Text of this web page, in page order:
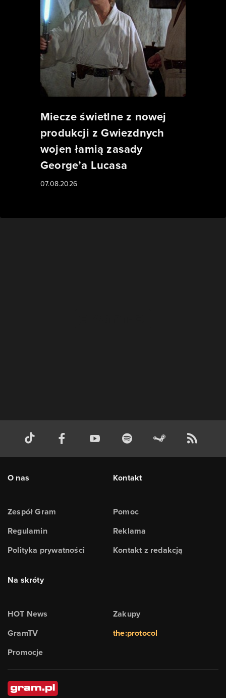
Miecze świetlne z nowej
produkcji z Gwiezdnych
wojen łamią zasady
George’a Lucasa
07.08.2026
O nas
Zespół Gram
Regulamin
Polityka prywatności
Kontakt
Pomoc
Reklama
Kontakt z redakcją
Na skróty
HOT News
GramTV
Promocje
Zakupy
the:protocol